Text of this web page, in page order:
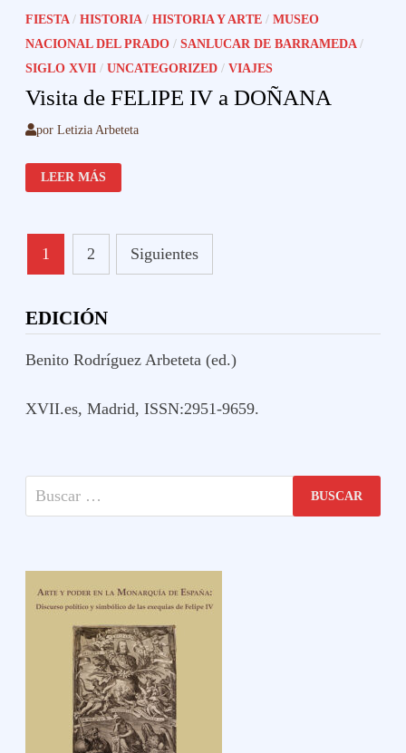
FIESTA/HISTORIA/HISTORIA Y ARTE /MUSEO
NACIONAL DEL PRADO /SANLUCAR DE BARRAMEDA/
SIGLO XVII /UNCATEGORIZED /VIAJES
Visita de FELIPE IV a DOÑANA
porLetizia Arbeteta
VISITA
DE
FELIPE
DOÑANA
LEER MÁS
Paginación
de
entradas
1 2 Siguientes
EDICIÓN
Benito Rodríguez Arbeteta (ed.)
XVII.es, Madrid, ISSN:2951-9659.
Buscar: